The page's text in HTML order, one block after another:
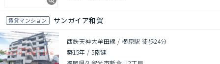
賃貸マンション サンガイア和賀
西鉄天神大牟田線 / 櫛原駅 徒歩24分
築15年 /5階建